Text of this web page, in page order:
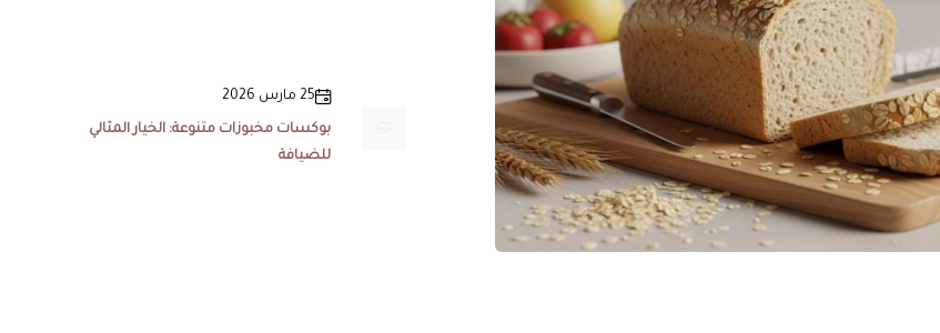
25 مارس 2026
بوكسات مخبوزات متنوعة: الخيار المثالي
للضيافة